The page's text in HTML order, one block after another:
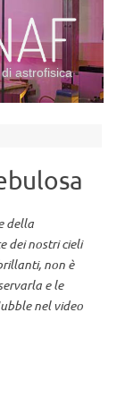
astrofisica
della
dei nostri cieli
non è
e le
nel video